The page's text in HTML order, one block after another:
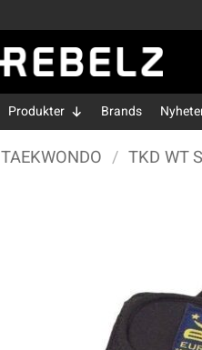
Produkter Brands
TAEKWONDO / TKD WT